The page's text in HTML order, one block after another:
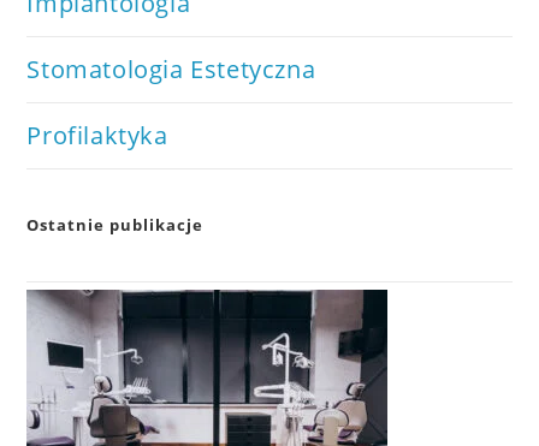
Stomatologia Estetyczna
Profilaktyka
Ostatnie publikacje